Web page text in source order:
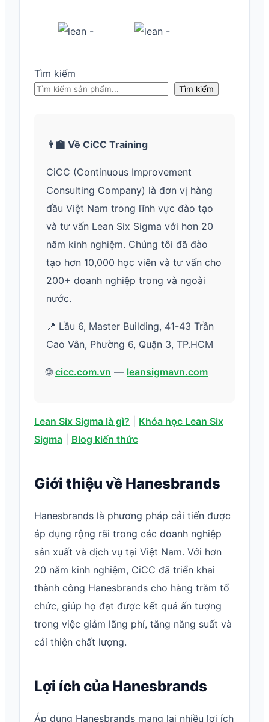
Tìm kiếm
Tìm kiếm
👨‍🏫 Về CiCC Training
CiCC (Continuous Improvement
Consulting Company) là đơn vị hàng
đầu Việt Nam trong lĩnh vực đào tạo
và tư vấn Lean Six Sigma với hơn 20
năm kinh nghiệm. Chúng tôi đã đào
tạo hơn 10,000 học viên và tư vấn cho
200+ doanh nghiệp trong và ngoài
nước.
📍 Lầu 6, Master Building, 41-43 Trần
Cao Vân, Phường 6, Quận 3, TP.HCM
🌐 cicc.com.vn — leansigmavn.com
Lean Six Sigma là gì?
Khóa học Lean Six
Sigma
Blog kiến thức
Giới thiệu về Hanesbrands
Hanesbrands là phương pháp cải tiến được
áp dụng rộng rãi trong các doanh nghiệp
sản xuất và dịch vụ tại Việt Nam. Với hơn
20 năm kinh nghiệm, CiCC đã triển khai
thành công Hanesbrands cho hàng trăm tổ
chức, giúp họ đạt được kết quả ấn tượng
trong việc giảm lãng phí, tăng năng suất và
cải thiện chất lượng.
Lợi ích của Hanesbrands
Áp dụng Hanesbrands mang lại nhiều lợi ích